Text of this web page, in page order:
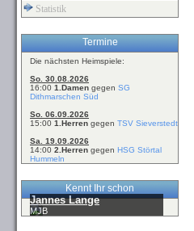
Statistik
Termine
Die nächsten Heimspiele:
So. 30.08.2026
16:00 1.Damen gegen SG
Dithmarschen Süd
So. 06.09.2026
15:00 1.Herren gegen TSV Sieverstedt
Sa. 19.09.2026
14:00 2.Herren gegen HSG Störtal
Hummeln
Kennt Ihr schon
Jannes Lange
MJB